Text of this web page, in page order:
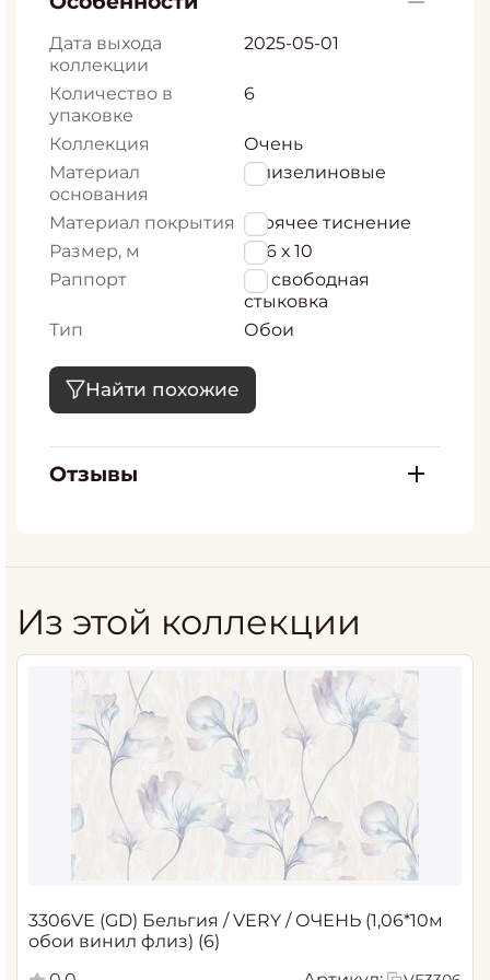
Дата выхода
коллекции
2025-05-01
Количество в
упаковке
6
Коллекция
Очень
Материал
основания
Флизелиновые
Материал покрытия Горячее тиснение
Размер, м
1,06 х 10
Раппорт
64 свободная
стыковка
Тип
Обои
Найти похожие
Отзывы
Из этой коллекции
3306VE (GD) Бельгия / VERY / ОЧЕНЬ (1,06*10м
обои винил флиз) (6)